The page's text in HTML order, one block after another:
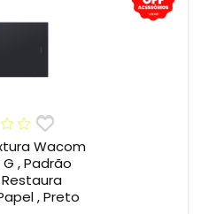
Wacom
, Padrão
, Preto